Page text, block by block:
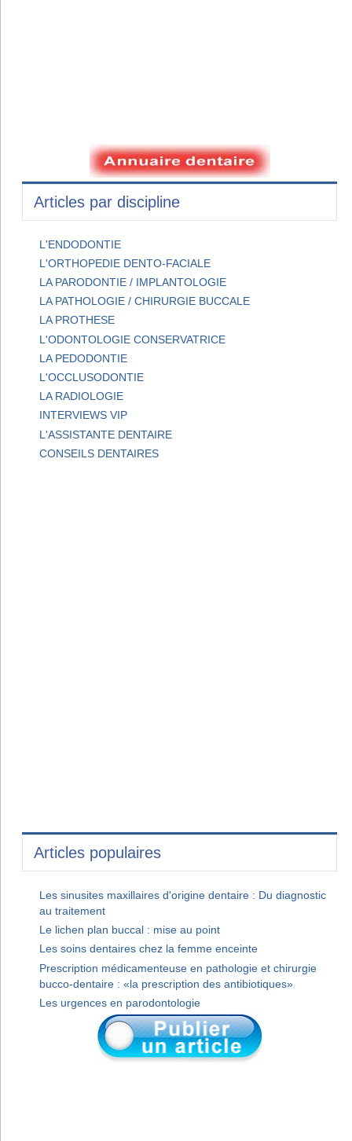
Articles par discipline
L'ENDODONTIE
L'ORTHOPEDIE DENTO-FACIALE
LA PARODONTIE / IMPLANTOLOGIE
LA PATHOLOGIE / CHIRURGIE BUCCALE
LA PROTHESE
L'ODONTOLOGIE CONSERVATRICE
LA PEDODONTIE
L'OCCLUSODONTIE
LA RADIOLOGIE
INTERVIEWS VIP
L'ASSISTANTE DENTAIRE
CONSEILS DENTAIRES
Articles populaires
Les sinusites maxillaires d'origine dentaire : Du diagnostic
au traitement
Le lichen plan buccal : mise au point
Les soins dentaires chez la femme enceinte
Prescription médicamenteuse en pathologie et chirurgie
bucco-dentaire : «la prescription des antibiotiques»
Les urgences en parodontologie